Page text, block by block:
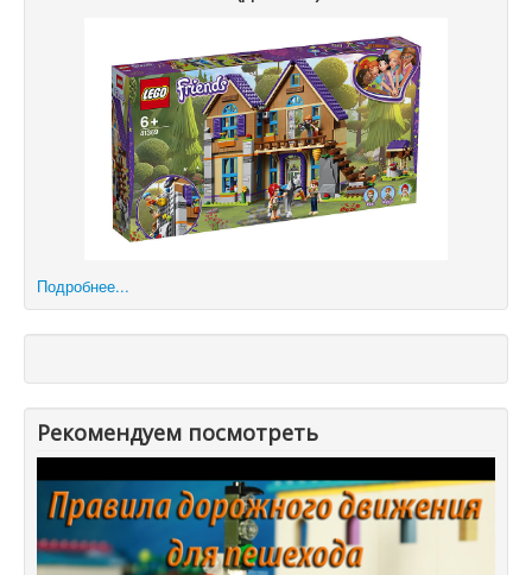
Подробнее...
Рекомендуем посмотреть